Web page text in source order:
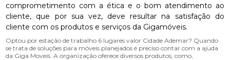
comprometimento com a ética e o bom atendimento ao
cliente, que por sua vez, deve resultar na satisfação do
cliente com os produtos e serviços da Gigamóveis.
Optou por estação de trabalho 6 lugares valor Cidade Ademar? Quando
se trata de soluções para móveis planejados é preciso contar com a ajuda
da Giga Moveis. A organização oferece diversos produtos, como,